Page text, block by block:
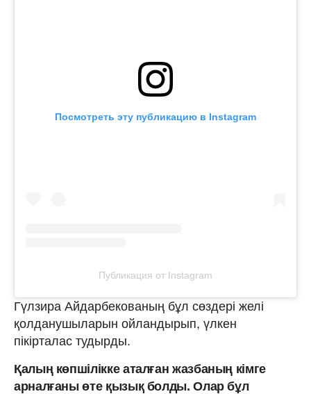
Посмотреть эту публикацию в Instagram
Публикация от Instagram
Гүлзира Айдарбекованың бұл сөздері желі
қолданушыларын ойландырып, үлкен
пікірталас тудырды.
Қалың көпшілікке аталған жазбаның кімге
арналғаны өте қызық болды. Олар бұл